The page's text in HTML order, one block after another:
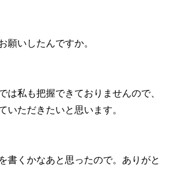
いしたんですか。
私も把握できておりませんので、
いただきたいと思います。
書くかなあと思ったので。ありがと